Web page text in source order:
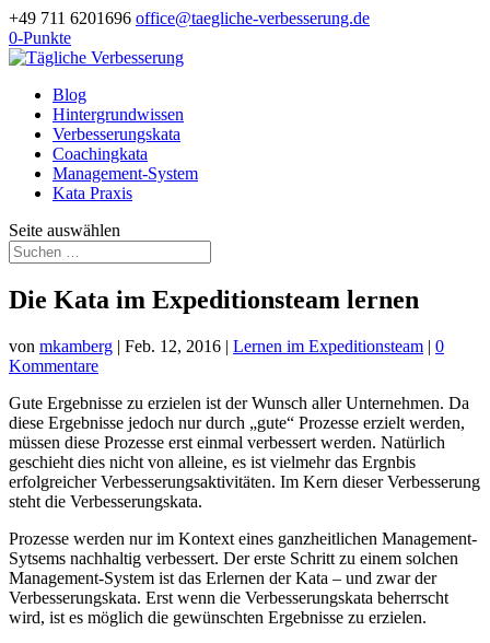
+49 711 6201696 office@taegliche-verbesserung.de
0-Punkte
Blog
Hintergrundwissen
Verbesserungskata
Coachingkata
Management-System
Kata Praxis
Seite auswählen
Die Kata im Expeditionsteam lernen
von mkamberg | Feb. 12, 2016 | Lernen im Expeditionsteam | 0
Kommentare
Gute Ergebnisse zu erzielen ist der Wunsch aller Unternehmen. Da
diese Ergebnisse jedoch nur durch „gute“ Prozesse erzielt werden,
müssen diese Prozesse erst einmal verbessert werden. Natürlich
geschieht dies nicht von alleine, es ist vielmehr das Ergnbis
erfolgreicher Verbesserungsaktivitäten. Im Kern dieser Verbesserung
steht die Verbesserungskata.
Prozesse werden nur im Kontext eines ganzheitlichen Management-
Sytsems nachhaltig verbessert. Der erste Schritt zu einem solchen
Management-System ist das Erlernen der Kata – und zwar der
Verbesserungskata. Erst wenn die Verbesserungskata beherrscht
wird, ist es möglich die gewünschten Ergebnisse zu erzielen.